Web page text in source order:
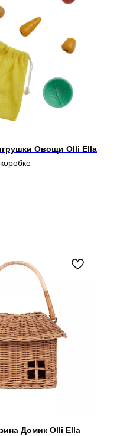
Овощи Olli Ella
Домик Olli Ella